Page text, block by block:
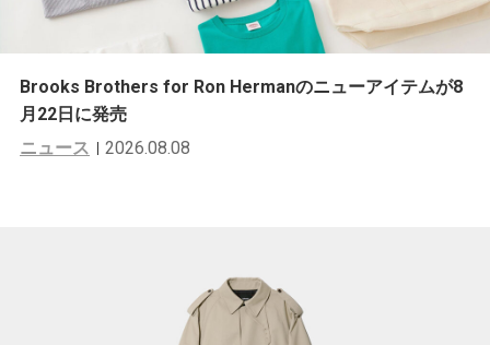
Brooks Brothers for Ron Hermanのニューアイテムが8
月22日に発売
ニュース
2026.08.08